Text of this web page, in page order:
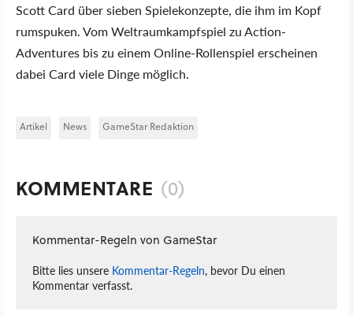
Scott Card über sieben Spielekonzepte, die ihm im Kopf
rumspuken. Vom Weltraumkampfspiel zu Action-
Adventures bis zu einem Online-Rollenspiel erscheinen
dabei Card viele Dinge möglich.
Artikel News GameStar Redaktion
KOMMENTARE (0)
Kommentar-Regeln von GameStar
Bitte lies unsere Kommentar-Regeln, bevor Du einen
Kommentar verfasst.